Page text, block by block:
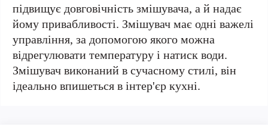
підвищує довговічність змішувача, а й надає
йому привабливості. Змішувач має одні важелі
управління, за допомогою якого можна
відрегулювати температуру і натиск води.
Змішувач виконаний в сучасному стилі, він
ідеально впишеться в інтер'єр кухні.